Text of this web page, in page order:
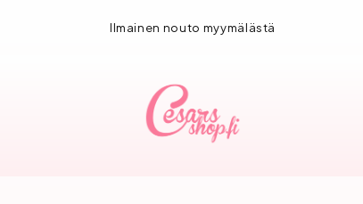
Ilmainen nouto myymälästä